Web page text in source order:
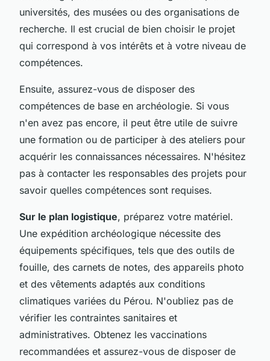
universités, des musées ou des organisations de
recherche. Il est crucial de bien choisir le projet
qui correspond à vos intérêts et à votre niveau de
compétences.
Ensuite, assurez-vous de disposer des
compétences de base en archéologie. Si vous
n'en avez pas encore, il peut être utile de suivre
une formation ou de participer à des ateliers pour
acquérir les connaissances nécessaires. N'hésitez
pas à contacter les responsables des projets pour
savoir quelles compétences sont requises.
Sur le plan logistique, préparez votre matériel.
Une expédition archéologique nécessite des
équipements spécifiques, tels que des outils de
fouille, des carnets de notes, des appareils photo
et des vêtements adaptés aux conditions
climatiques variées du Pérou. N'oubliez pas de
vérifier les contraintes sanitaires et
administratives. Obtenez les vaccinations
recommandées et assurez-vous de disposer de